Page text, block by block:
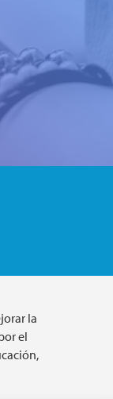
la
el